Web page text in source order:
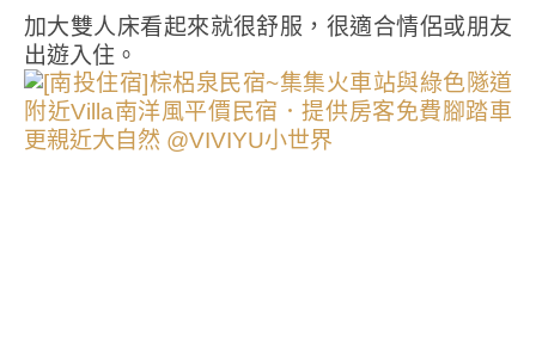
加大雙人床看起來就很舒服，很適合情侶或朋友
出遊入住。